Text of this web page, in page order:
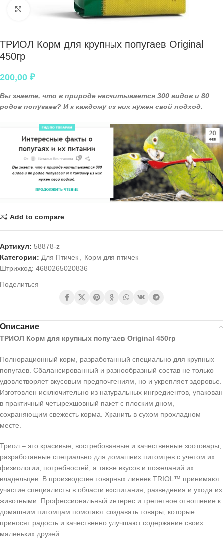
Нажмите, чтобы увеличить
ТРИОЛ Корм для крупных попугаев Original
450гр
200,00 ₽
Вы знаете, что в природе насчитывается 300 видов и 80
родов попугаев? И к каждому из них нужен свой подход.
Add to compare
Артикул: 58878-z
Категории: Для Птичек, Корм для птичек
Штрихкод: 4680265020836
Поделиться
Описание
ТРИОЛ Корм для крупных попугаев Original 450гр
Полнорационный корм, разработанный специально для крупных
попугаев. Сбалансированный и разнообразный состав не только
удовлетворяет вкусовым предпочтениям, но и укрепляет здоровье.
Изготовлен исключительно из натуральных ингредиентов, упакован
в практичный четырехшовный пакет с плоским дном,
сохраняющим свежесть корма. Хранить в сухом прохладном
месте.
Триол – это красивые, востребованные и качественные зоотовары,
разработанные специально для домашних питомцев с учетом их
физиологии, потребностей, а также вкусов и пожеланий их
владельцев. В производстве товарных линеек TRIOL™ принимают
участие специалисты в области воспитания, разведения и ухода из
животными. Профессиональный интерес и трепетное отношение к
домашним питомцам помогают создавать товары, которые
приносят радость и качественно улучшают содержание своих
маленьких друзей.